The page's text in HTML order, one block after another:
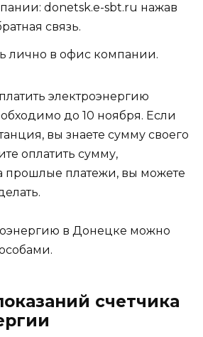
donetsk.e-sbt.ru нажав
связь.
лично в офис компании.
электроэнергию
до 10 ноября. Если
вы знаете сумму своего
оплатить сумму,
прошлые платежи, вы можете
в Донецке можно
счетчика